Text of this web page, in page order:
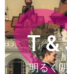
明るく
T